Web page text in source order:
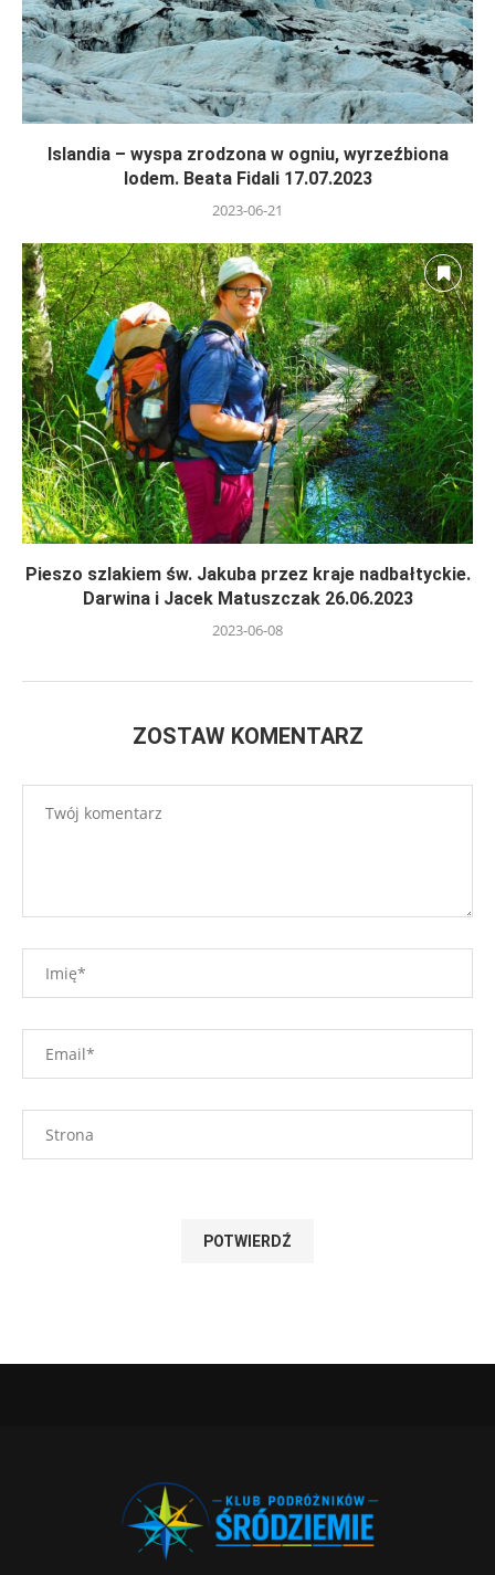
Islandia – wyspa zrodzona w ogniu, wyrzeźbiona
lodem. Beata Fidali 17.07.2023
2023-06-21
Pieszo szlakiem św. Jakuba przez kraje nadbałtyckie.
Darwina i Jacek Matuszczak 26.06.2023
2023-06-08
ZOSTAW KOMENTARZ